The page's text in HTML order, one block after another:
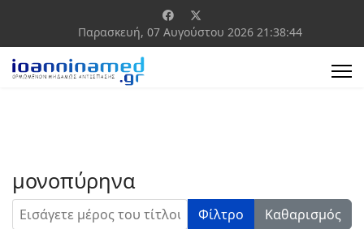
Παρασκευή, 07 Αυγούστου 2026 21:38:44
μονοπύρηνα
Εισάγετε μέρος του τίτλου. Φίλτρο
Καθαρισμός